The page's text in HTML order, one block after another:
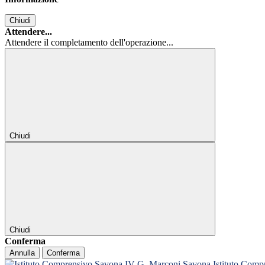
Chiudi
Attendere...
Attendere il completamento dell'operazione...
Chiudi
Chiudi
Conferma
Annulla Conferma